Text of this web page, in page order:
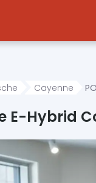
Cayenne
E-Hybrid